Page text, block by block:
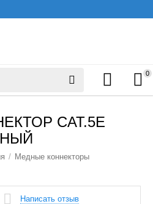
0
CAT.5E
/ Медные коннекторы
Написать отзыв